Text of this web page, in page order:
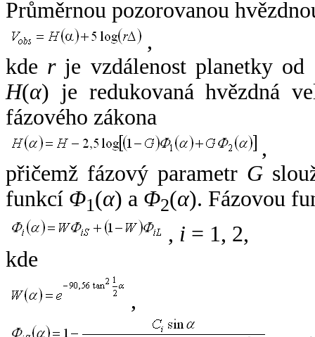
Průměrnou pozorovanou
,
kde rje vzdálenost planetky od
H(α) je redukovaná hvězdná
fázového zákona
,
přičemž fázový parametr G
funkcí Φ1(α) a Φ2(α). Fázovou
, i = 1, 2,
kde
,